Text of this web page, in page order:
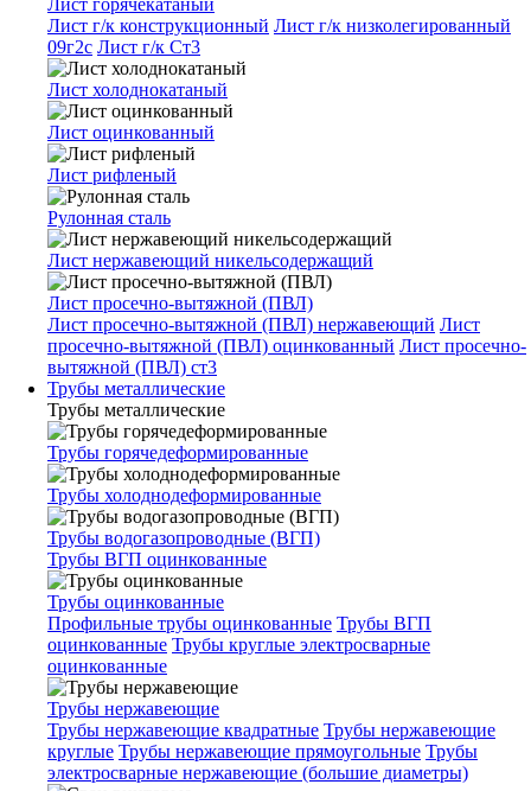
Лист горячекатаный
Лист г/к конструкционный Лист г/к низколегированный
09г2с Лист г/к Ст3
Лист холоднокатаный
Лист оцинкованный
Лист рифленый
Рулонная сталь
Лист нержавеющий никельсодержащий
Лист просечно-вытяжной (ПВЛ)
Лист просечно-вытяжной (ПВЛ) нержавеющий Лист
просечно-вытяжной (ПВЛ) оцинкованный Лист просечно-
вытяжной (ПВЛ) ст3
Трубы металлические
Трубы металлические
Трубы горячедеформированные
Трубы холоднодеформированные
Трубы водогазопроводные (ВГП)
Трубы ВГП оцинкованные
Трубы оцинкованные
Профильные трубы оцинкованные Трубы ВГП
оцинкованные Трубы круглые электросварные
оцинкованные
Трубы нержавеющие
Трубы нержавеющие квадратные Трубы нержавеющие
круглые Трубы нержавеющие прямоугольные Трубы
электросварные нержавеющие (большие диаметры)